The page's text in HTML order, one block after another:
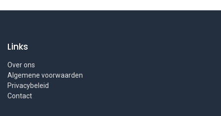
Links
Over ons
Algemene voorwaarden
Privacybeleid
Contact